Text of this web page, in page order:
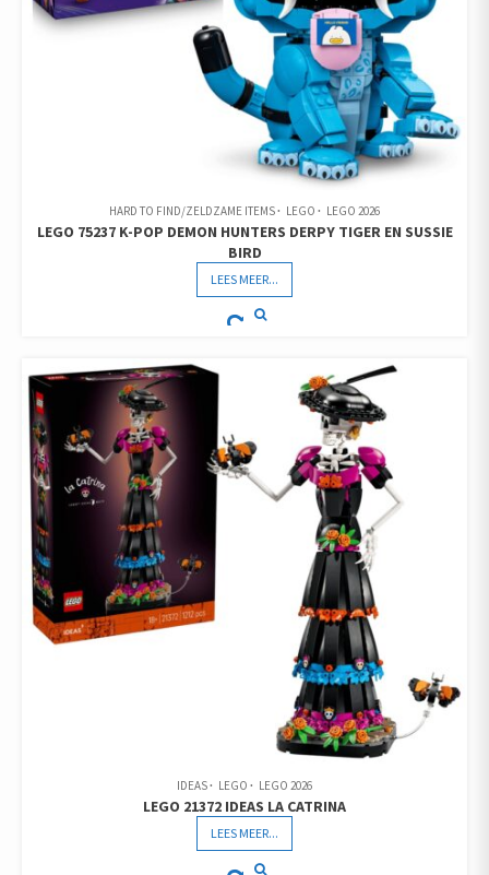
HARD TO FIND/ZELDZAME ITEMS LEGO LEGO 2026
LEGO 75237 K-POP DEMON HUNTERS DERPY TIGER EN SUSSIE
BIRD
LEES MEER...
IDEAS LEGO LEGO 2026
LEGO 21372 IDEAS LA CATRINA
LEES MEER...